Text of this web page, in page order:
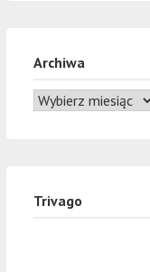
Archiwa
Trivago